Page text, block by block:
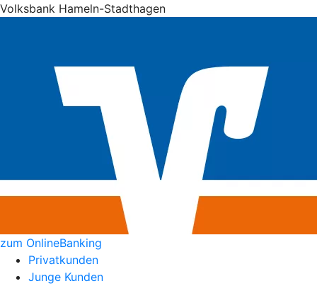
Volksbank Hameln-Stadthagen
zum OnlineBanking
Privatkunden
Junge Kunden